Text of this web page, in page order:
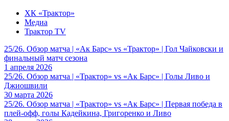
ХК «Трактор»
Медиа
Трактор TV
25/26. Обзор матча | «Ак Барс» vs «Трактор» | Гол Чайковски и
финальный матч сезона
1 апреля 2026
25/26. Обзор матча | «Трактор» vs «Ак Барс» | Голы Ливо и
Джиошвили
30 марта 2026
25/26. Обзор матча | «Трактор» vs «Ак Барс» | Первая победа в
плей-офф, голы Кадейкина, Григоренко и Ливо